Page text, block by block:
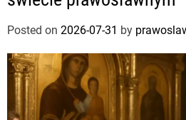
Posted on 2026-07-31 by